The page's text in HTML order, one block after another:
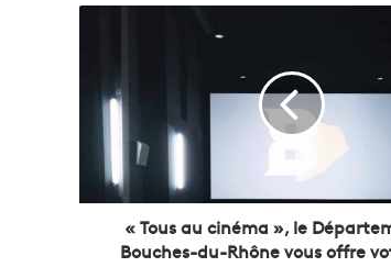
i
« Tous au cinéma », le
Bouches-du-Rhône vous offre